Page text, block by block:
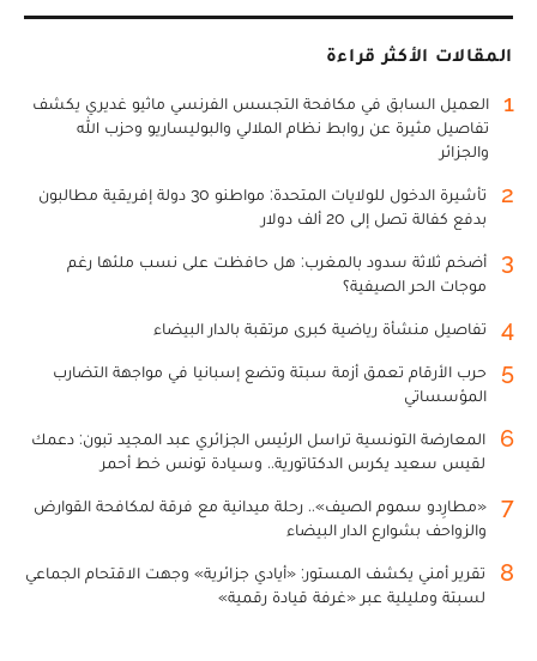
المقالات الأكثر قراءة
1
العميل السابق في مكافحة التجسس الفرنسي ماثيو غديري يكشف
تفاصيل مثيرة عن روابط نظام الملالي والبوليساريو وحزب الله
والجزائر
2
تأشيرة الدخول للولايات المتحدة: مواطنو 30 دولة إفريقية مطالبون
بدفع كفالة تصل إلى 20 ألف دولار
3
أضخم ثلاثة سدود بالمغرب: هل حافظت على نسب ملئها رغم
موجات الحر الصيفية؟
4 تفاصيل منشأة رياضية كبرى مرتقبة بالدار البيضاء
5
حرب الأرقام تعمق أزمة سبتة وتضع إسبانيا في مواجهة التضارب
المؤسساتي
6
المعارضة التونسية تراسل الرئيس الجزائري عبد المجيد تبون: دعمك
لقيس سعيد يكرس الدكتاتورية.. وسيادة تونس خط أحمر
7
«مطارِدو سموم الصيف».. رحلة ميدانية مع فرقة لمكافحة القوارض
والزواحف بشوارع الدار البيضاء
8
تقرير أمني يكشف المستور: «أيادي جزائرية» وجهت الاقتحام الجماعي
لسبتة ومليلية عبر «غرفة قيادة رقمية»